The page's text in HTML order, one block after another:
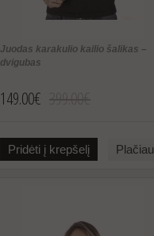
Juodas karakulio kailio šalikas –
dvigubas
149.00€
Pridėti į krepšelį Plačiau